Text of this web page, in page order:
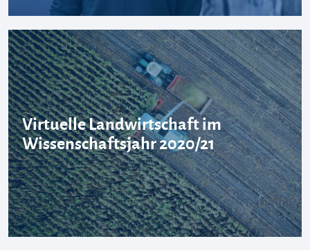
Virtuelle Landwirtschaft im
Wissenschaftsjahr 2020/21